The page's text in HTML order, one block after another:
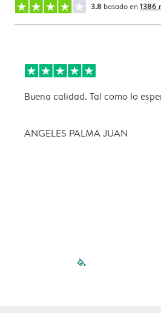
3.8 basado en 1386
Buena calidad. Tal como lo
ANGELES PALMA JUAN
filled-